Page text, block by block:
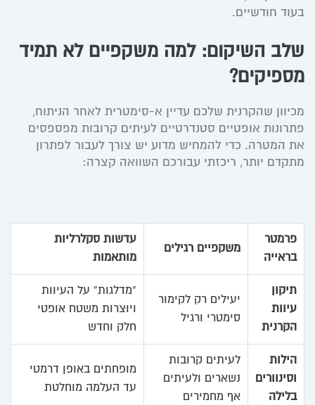
בעוד חודשיים.
שלב השיקום: למה משקפיים לא תמיד
מספיקים?
מכיוון שהקרנית שלכם עדיין א-סימטרית לאחר הניתוח,
פתרונות אופטיים סטנדרטיים לעיתים קרובות מפספסים
את המטרה. כדי להמחיש מדוע יש צורך לעבור לפתרון
מתקדם יותר, ריכזתי עבורכם השוואה קצרה:
פרמטר
בראייה
משקפיים רגילים
עדשות סקלרליות
מותאמות
תיקון
עיוות
הקרנית
יעילים רק לקימור
סימטרי ורגיל
“מדלגות” על העיוות
ויוצרות משטח אופטי
חלק וחדש
הילות
וסינוורים
בלילה
לעיתים קרובות
נשארים ולעיתים
אף מחמירים
מופחתים באופן דרמטי
עד העלמה מוחלטת